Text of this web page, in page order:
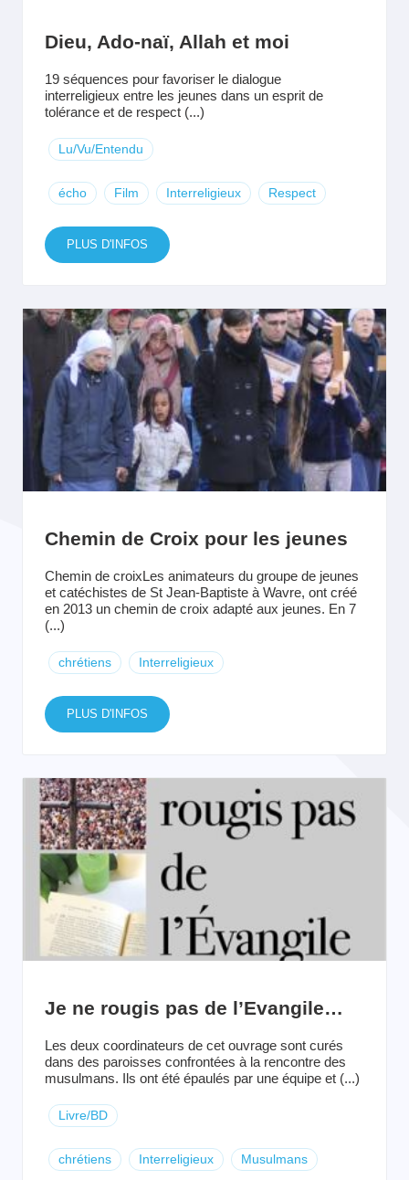
Dieu, Ado-naï, Allah et moi
19 séquences pour favoriser le dialogue
interreligieux entre les jeunes dans un esprit de
tolérance et de respect (...)
Lu/Vu/Entendu
écho Film Interreligieux Respect
PLUS D'INFOS
Chemin de Croix pour les jeunes
Chemin de croixLes animateurs du groupe de jeunes
et catéchistes de St Jean-Baptiste à Wavre, ont créé
en 2013 un chemin de croix adapté aux jeunes. En 7
(...)
chrétiens Interreligieux
PLUS D'INFOS
Je ne rougis pas de l’Evangile…
Les deux coordinateurs de cet ouvrage sont curés
dans des paroisses confrontées à la rencontre des
musulmans. Ils ont été épaulés par une équipe et (...)
Livre/BD
chrétiens Interreligieux Musulmans